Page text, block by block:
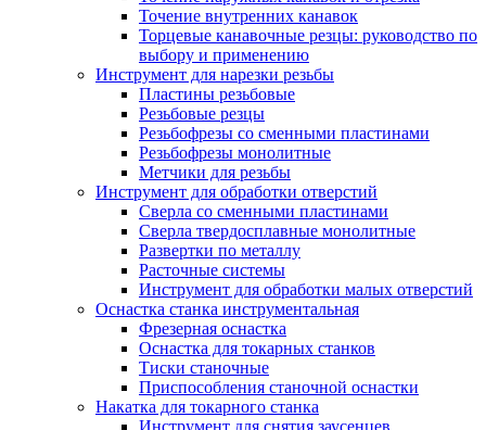
Точение внутренних канавок
Торцевые канавочные резцы: руководство по
выбору и применению
Инструмент для нарезки резьбы
Пластины резьбовые
Резьбовые резцы
Резьбофрезы со сменными пластинами
Резьбофрезы монолитные
Метчики для резьбы
Инструмент для обработки отверстий
Сверла со сменными пластинами
Сверла твердосплавные монолитные
Развертки по металлу
Расточные системы
Инструмент для обработки малых отверстий
Оснастка станка инструментальная
Фрезерная оснастка
Оснастка для токарных станков
Тиски станочные
Приспособления станочной оснастки
Накатка для токарного станка
Инструмент для снятия заусенцев